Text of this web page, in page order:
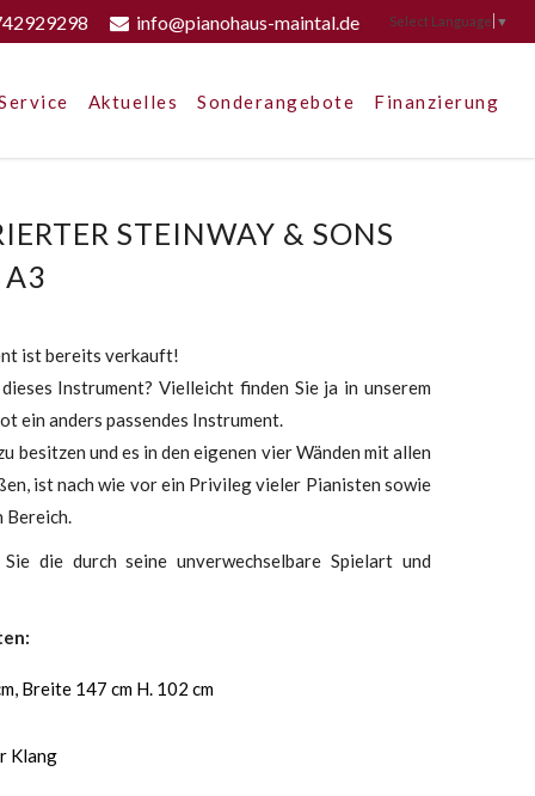
info@pianohaus-maintal.de Select Language ▼
Aktuelles Sonderangebote Finanzierung
STEINWAY & SONS
A3
ist bereits verkauft!
Instrument? Vielleicht finden Sie ja in unserem
ein anders passendes Instrument.
besitzen und es in den eigenen vier Wänden mit allen
ist nach wie vor ein Privileg vieler Pianisten sowie
Bereich.
die durch seine unverwechselbare Spielart und
Breite 147 cm H. 102 cm
Klang